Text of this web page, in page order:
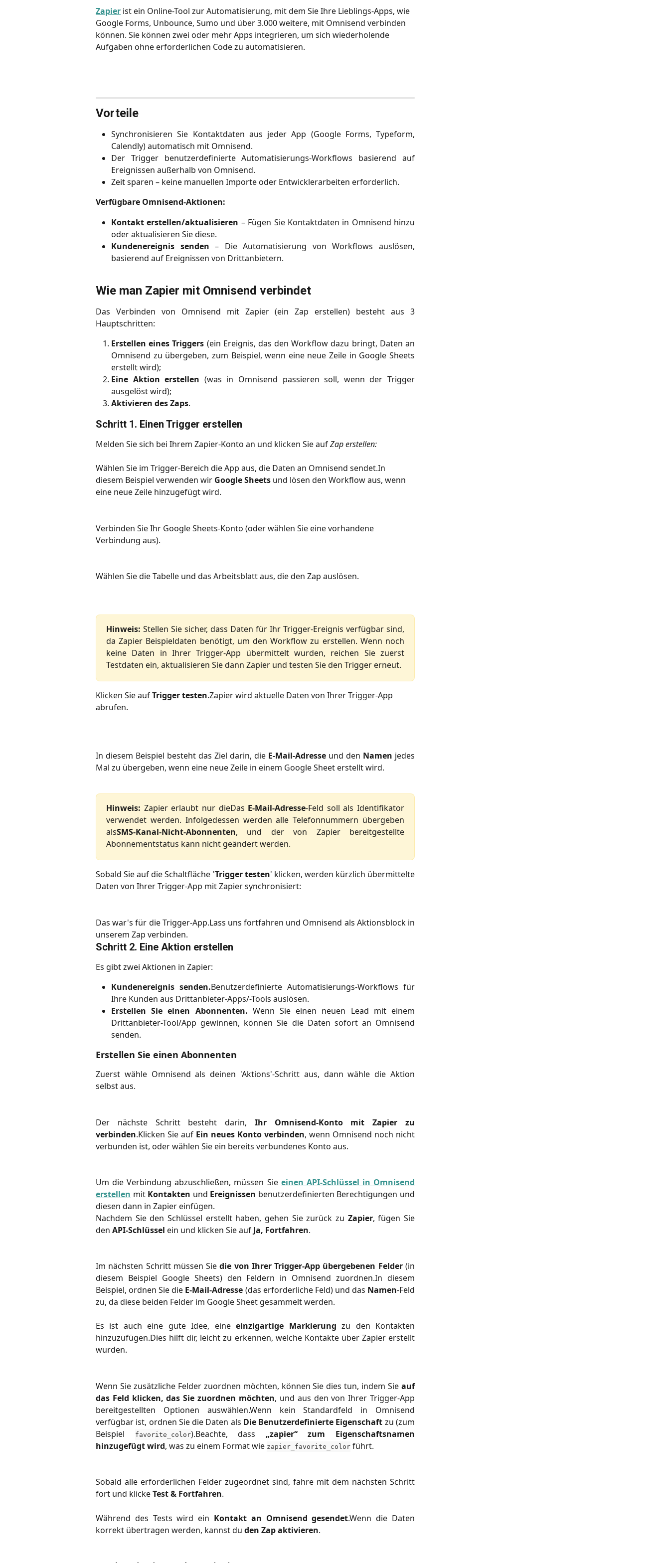
Zapier ist ein Online-Tool zur Automatisierung, mit dem Sie Ihre Lieblings-Apps, wie
Google Forms, Unbounce, Sumo und über 3.000 weitere, mit Omnisend verbinden
können. Sie können zwei oder mehr Apps integrieren, um sich wiederholende
Aufgaben ohne erforderlichen Code zu automatisieren.
Vorteile
Synchronisieren Sie Kontaktdaten aus jeder App (Google Forms, Typeform,
Calendly) automatisch mit Omnisend.
Der Trigger benutzerdefinierte Automatisierungs-Workflows basierend auf
Ereignissen außerhalb von Omnisend.
Zeit sparen – keine manuellen Importe oder Entwicklerarbeiten erforderlich.
Verfügbare Omnisend-Aktionen:
Kontakt erstellen/aktualisieren – Fügen Sie Kontaktdaten in Omnisend hinzu
oder aktualisieren Sie diese.
Kundenereignis senden – Die Automatisierung von Workflows auslösen,
basierend auf Ereignissen von Drittanbietern.
Wie man Zapier mit Omnisend verbindet
Das Verbinden von Omnisend mit Zapier (ein Zap erstellen) besteht aus 3
Hauptschritten:
Erstellen eines Triggers (ein Ereignis, das den Workflow dazu bringt, Daten an
Omnisend zu übergeben, zum Beispiel, wenn eine neue Zeile in Google Sheets
erstellt wird);
Eine Aktion erstellen (was in Omnisend passieren soll, wenn der Trigger
ausgelöst wird);
Aktivieren des Zaps.
Schritt 1. Einen Trigger erstellen
Melden Sie sich bei Ihrem Zapier-Konto an und klicken Sie auf Zap erstellen:
Wählen Sie im Trigger-Bereich die App aus, die Daten an Omnisend sendet.In
diesem Beispiel verwenden wir Google Sheets und lösen den Workflow aus, wenn
eine neue Zeile hinzugefügt wird.
Verbinden Sie Ihr Google Sheets-Konto (oder wählen Sie eine vorhandene
Verbindung aus).
Wählen Sie die Tabelle und das Arbeitsblatt aus, die den Zap auslösen.
Hinweis: Stellen Sie sicher, dass Daten für Ihr Trigger-Ereignis verfügbar sind,
da Zapier Beispieldaten benötigt, um den Workflow zu erstellen. Wenn noch
keine Daten in Ihrer Trigger-App übermittelt wurden, reichen Sie zuerst
Testdaten ein, aktualisieren Sie dann Zapier und testen Sie den Trigger erneut.
Klicken Sie auf Trigger testen.Zapier wird aktuelle Daten von Ihrer Trigger-App
abrufen.
In diesem Beispiel besteht das Ziel darin, die E-Mail-Adresse und den Namen jedes
Mal zu übergeben, wenn eine neue Zeile in einem Google Sheet erstellt wird.
Hinweis: Zapier erlaubt nur dieDas E-Mail-Adresse-Feld soll als Identifikator
verwendet werden. Infolgedessen werden alle Telefonnummern übergeben
alsSMS-Kanal-Nicht-Abonnenten, und der von Zapier bereitgestellte
Abonnementstatus kann nicht geändert werden.
Sobald Sie auf die Schaltfläche 'Trigger testen' klicken, werden kürzlich übermittelte
Daten von Ihrer Trigger-App mit Zapier synchronisiert:
Das war's für die Trigger-App.Lass uns fortfahren und Omnisend als Aktionsblock in
unserem Zap verbinden.
Schritt 2. Eine Aktion erstellen
Es gibt zwei Aktionen in Zapier:
Kundenereignis senden.Benutzerdefinierte Automatisierungs-Workflows für
Ihre Kunden aus Drittanbieter-Apps/-Tools auslösen.
Erstellen Sie einen Abonnenten. Wenn Sie einen neuen Lead mit einem
Drittanbieter-Tool/App gewinnen, können Sie die Daten sofort an Omnisend
senden.
Erstellen Sie einen Abonnenten
Zuerst wähle Omnisend als deinen 'Aktions'-Schritt aus, dann wähle die Aktion
selbst aus.
Der nächste Schritt besteht darin, Ihr Omnisend-Konto mit Zapier zu
verbinden.Klicken Sie auf Ein neues Konto verbinden, wenn Omnisend noch nicht
verbunden ist, oder wählen Sie ein bereits verbundenes Konto aus.
Um die Verbindung abzuschließen, müssen Sie einen API-Schlüssel in Omnisend
erstellen mit Kontakten und Ereignissen benutzerdefinierten Berechtigungen und
diesen dann in Zapier einfügen.
Nachdem Sie den Schlüssel erstellt haben, gehen Sie zurück zu Zapier, fügen Sie
den API-Schlüssel ein und klicken Sie auf Ja, Fortfahren.
Im nächsten Schritt müssen Siedie von Ihrer Trigger-App übergebenen Felder(in
diesem Beispiel Google Sheets) den Feldern in Omnisend zuordnen.In diesem
Beispiel, ordnen Sie die E-Mail-Adresse (das erforderliche Feld) und das Namen-Feld
zu, da diese beiden Felder im Google Sheet gesammelt werden.
Es ist auch eine gute Idee, eineeinzigartige Markierung zu den Kontakten
hinzuzufügen.Dies hilft dir, leicht zu erkennen, welche Kontakte über Zapier erstellt
wurden.
Wenn Sie zusätzliche Felder zuordnen möchten, können Sie dies tun, indem Sie auf
das Feld klicken, das Sie zuordnen möchten, und aus den von Ihrer Trigger-App
bereitgestellten Optionen auswählen.Wenn kein Standardfeld in Omnisend
verfügbar ist, ordnen Sie die Daten als Die Benutzerdefinierte Eigenschaft zu (zum
Beispiel
favorite_color).Beachte, dass „zapier“ zum Eigenschaftsnamen
hinzugefügt wird, was zu einem Format wie zapier_favorite_color führt.
Sobald alle erforderlichen Felder zugeordnet sind, fahre mit dem nächsten Schritt
fort und klickeTest & Fortfahren.
Während des Tests wird ein Kontakt an Omnisend gesendet.Wenn die Daten
korrekt übertragen werden, kannst du den Zap aktivieren.